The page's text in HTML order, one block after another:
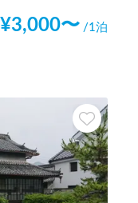
¥3,000〜 /1泊